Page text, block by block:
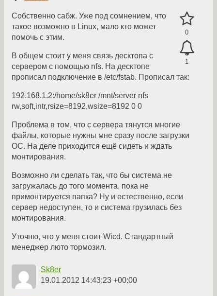
0
1
Собственно сабж. Уже под сомнением, что
такое возможно в Linux, мало кто может
помочь с этим.
В общем стоит у меня связь десктопа с
сервером с помощью nfs. На десктопе
прописал подключение в /etc/fstab. Прописал так:
192.168.1.2:/home/sk8er /mnt/server nfs
rw,soft,intr,rsize=8192,wsize=8192 0 0
Проблема в том, что с сервера тянутся многие
файлы, которые нужны мне сразу после загрузки
ОС. На деле приходится ещё сидеть и ждать
монтирования.
Возможно ли сделать так, что бы система не
загружалась до того момента, пока не
примонтируется папка? Ну и естественно, если
сервер недоступен, то и система грузилась без
монтирования.
Уточню, что у меня стоит Wicd. Стандартный
менеджер люто тормозил.
Sk8er
19.01.2012 14:43:23 +00:00